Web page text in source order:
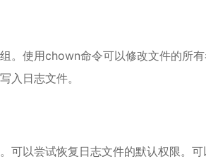
。使用chown命令可以修改文件的所
入日志文件。
可以尝试恢复日志文件的默认权限。